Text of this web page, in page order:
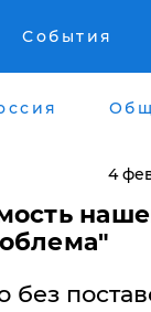
События
4
без